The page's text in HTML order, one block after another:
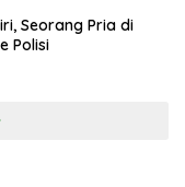
Seorang Pria di
Polisi